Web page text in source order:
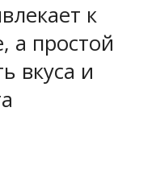
к
а простой
вкуса и